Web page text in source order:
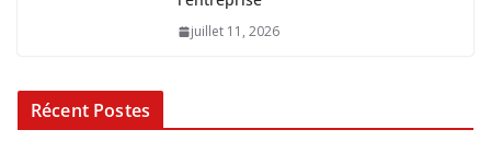
juillet 11, 2026
Récent Postes